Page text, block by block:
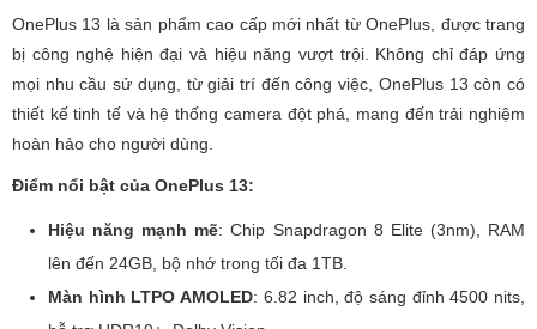
OnePlus 13 là sản phẩm cao cấp mới nhất từ OnePlus, được trang
bị công nghệ hiện đại và hiệu năng vượt trội. Không chỉ đáp ứng
mọi nhu cầu sử dụng, từ giải trí đến công việc, OnePlus 13 còn có
thiết kế tinh tế và hệ thống camera đột phá, mang đến trải nghiệm
hoàn hảo cho người dùng.
Điểm nổi bật của OnePlus 13:
Hiệu năng mạnh mẽ: Chip Snapdragon 8 Elite (3nm), RAM
lên đến 24GB, bộ nhớ trong tối đa 1TB.
Màn hình LTPO AMOLED: 6.82 inch, độ sáng đỉnh 4500 nits,